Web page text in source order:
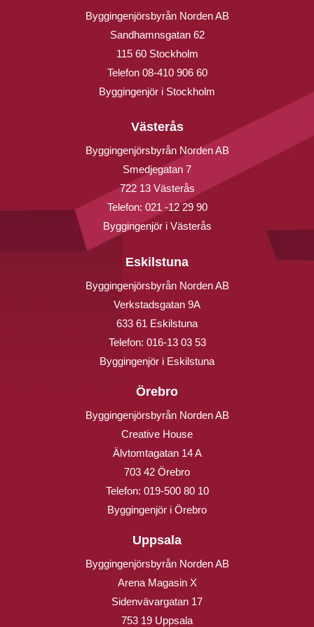
Byggingenjörsbyrån Norden AB
Sandhamnsgatan 62
115 60 Stockholm
Telefon 08-410 906 60
Byggingenjör i Stockholm
Västerås
Byggingenjörsbyrån Norden AB
Smedjegatan 7
722 13 Västerås
Telefon: 021 -12 29 90
Byggingenjör i Västerås
Eskilstuna
Byggingenjörsbyrån Norden AB
Verkstadsgatan 9A
633 61 Eskilstuna
Telefon: 016-13 03 53
Byggingenjör i Eskilstuna
Örebro
Byggingenjörsbyrån Norden AB
Creative House
Älvtomtagatan 14 A
703 42 Örebro
Telefon: 019-500 80 10
Byggingenjör i Örebro
Uppsala
Byggingenjörsbyrån Norden AB
Arena Magasin X
Sidenvävargatan 17
753 19 Uppsala